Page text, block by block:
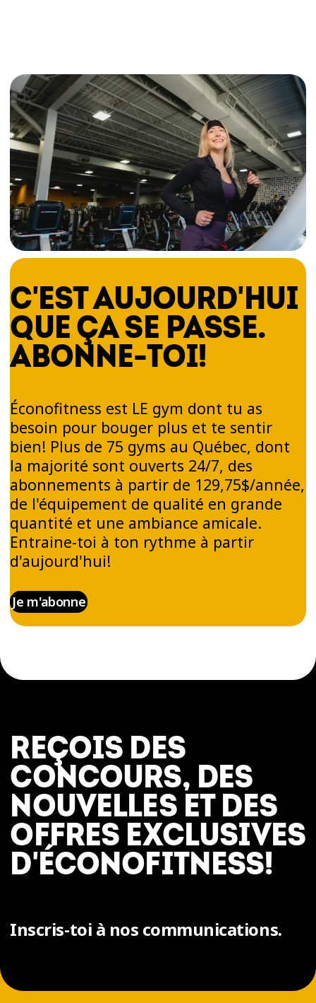
C'EST AUJOURD'HUI
QUE ÇA SE PASSE.
ABONNE-TOI!
Éconofitness est LE gym dont tu as
besoin pour bouger plus et te sentir
bien! Plus de 75 gyms au Québec, dont
la majorité sont ouverts 24/7, des
abonnements à partir de 129,75$/année,
de l'équipement de qualité en grande
quantité et une ambiance amicale.
Entraine-toi à ton rythme à partir
d'aujourd'hui!
Je m'abonne
REÇOIS DES
CONCOURS, DES
NOUVELLES ET DES
OFFRES EXCLUSIVES
D'ÉCONOFITNESS!
Inscris-toi à nos communications.